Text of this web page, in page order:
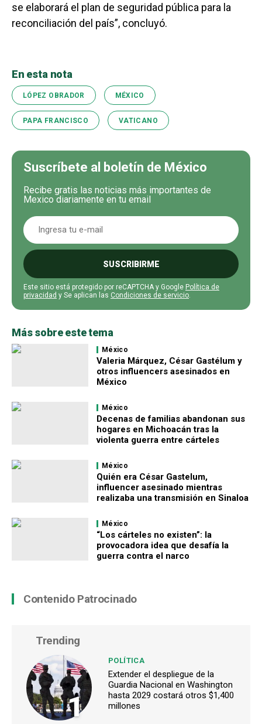
se elaborará el plan de seguridad pública para la
reconciliación del país”, concluyó.
En esta nota
LÓPEZ OBRADOR MÉXICO
PAPA FRANCISCO VATICANO
Suscríbete al boletín de México
Recibe gratis las noticias más importantes de
Mexico diariamente en tu email
SUSCRIBIRME
Este sitio está protegido por reCAPTCHA y Google Política de
privacidad y Se aplican las Condiciones de servicio
Más sobre este tema
México
Valeria Márquez, César Gastélum y
otros influencers asesinados en
México
México
Decenas de familias abandonan sus
hogares en Michoacán tras la
violenta guerra entre cárteles
México
Quién era César Gastelum,
influencer asesinado mientras
realizaba una transmisión en Sinaloa
México
“Los cárteles no existen”: la
provocadora idea que desafía la
guerra contra el narco
Contenido Patrocinado
Trending
1
POLÍTICA
Extender el despliegue de la
Guardia Nacional en Washington
hasta 2029 costará otros $1,400
millones